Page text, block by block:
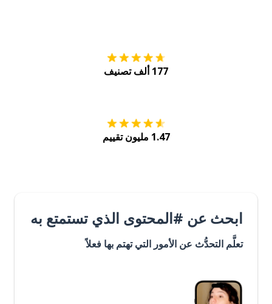
177 ألف تصنيف
1.47 مليون تقييم
ابحث عن #المحتوى الذي تستمتع به
تعلَّم التحدُّث عن الأمور التي تهتم بها فعلاً